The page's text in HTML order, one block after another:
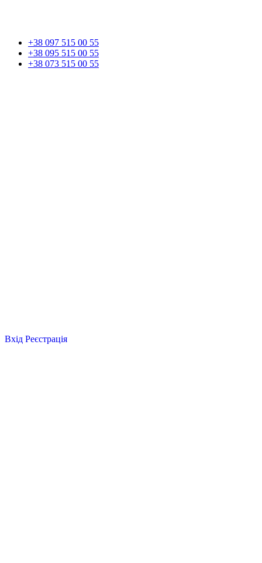
+38 097 515 00 55
+38 095 515 00 55
+38 073 515 00 55
Вхід Реєстрація